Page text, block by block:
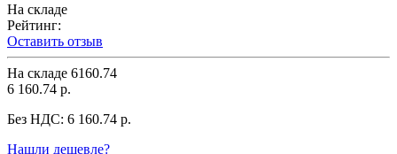
На складе
Рейтинг:
Оставить отзыв
На складе 6160.74
6 160.74 р.
Без НДС: 6 160.74 р.
Нашли дешевле?